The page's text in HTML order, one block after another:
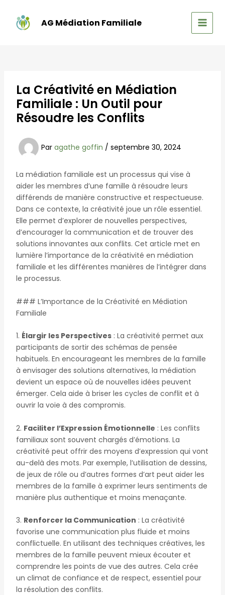
contenu
AG Médiation Familiale
MAIN
La Créativité en Médiation
Familiale : Un Outil pour
Résoudre les Conflits
Par agathe goffin / septembre 30, 2024
La médiation familiale est un processus qui vise à
aider les membres d’une famille à résoudre leurs
différends de manière constructive et respectueuse.
Dans ce contexte, la créativité joue un rôle essentiel.
Elle permet d’explorer de nouvelles perspectives,
d’encourager la communication et de trouver des
solutions innovantes aux conflits. Cet article met en
lumière l’importance de la créativité en médiation
familiale et les différentes manières de l’intégrer dans
le processus.
### L’Importance de la Créativité en Médiation
Familiale
1. Élargir les Perspectives: La créativité permet aux
participants de sortir des schémas de pensée
habituels. En encourageant les membres de la famille
à envisager des solutions alternatives, la médiation
devient un espace où de nouvelles idées peuvent
émerger. Cela aide à briser les cycles de conflit et à
ouvrir la voie à des compromis.
2. Faciliter l’Expression Émotionnelle : Les conflits
familiaux sont souvent chargés d’émotions. La
créativité peut offrir des moyens d’expression qui vont
au-delà des mots. Par exemple, l’utilisation de dessins,
de jeux de rôle ou d’autres formes d’art peut aider les
membres de la famille à exprimer leurs sentiments de
manière plus authentique et moins menaçante.
3. Renforcer la Communication : La créativité
favorise une communication plus fluide et moins
conflictuelle. En utilisant des techniques créatives, les
membres de la famille peuvent mieux écouter et
comprendre les points de vue des autres. Cela crée
un climat de confiance et de respect, essentiel pour
la résolution des conflits.